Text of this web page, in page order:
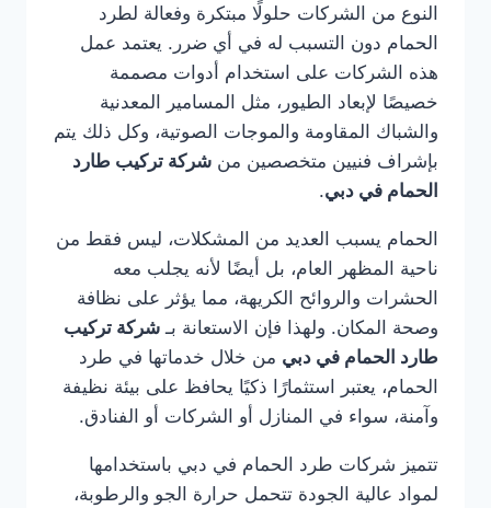
النوع من الشركات حلولًا مبتكرة وفعالة لطرد
الحمام دون التسبب له في أي ضرر. يعتمد عمل
هذه الشركات على استخدام أدوات مصممة
خصيصًا لإبعاد الطيور، مثل المسامير المعدنية
والشباك المقاومة والموجات الصوتية، وكل ذلك يتم
بإشراف فنيين متخصصين من شركة تركيب طارد
الحمام في دبي.
الحمام يسبب العديد من المشكلات، ليس فقط من
ناحية المظهر العام، بل أيضًا لأنه يجلب معه
الحشرات والروائح الكريهة، مما يؤثر على نظافة
وصحة المكان. ولهذا فإن الاستعانة بـ شركة تركيب
طارد الحمام في دبي من خلال خدماتها في طرد
الحمام، يعتبر استثمارًا ذكيًا يحافظ على بيئة نظيفة
وآمنة، سواء في المنازل أو الشركات أو الفنادق.
تتميز شركات طرد الحمام في دبي باستخدامها
لمواد عالية الجودة تتحمل حرارة الجو والرطوبة،